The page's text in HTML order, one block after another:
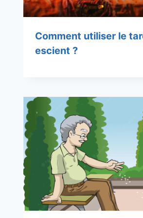
Comment utiliser le
escient ?